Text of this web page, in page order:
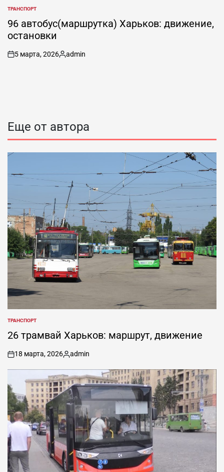
ОПУБЛИКОВАНО
В
ТРАНСПОРТ
96 автобус(маршрутка) Харьков: движение,
остановки
on
5 марта, 2026
Запись
admin
Еще от автора
ОПУБЛИКОВАНО
В
ТРАНСПОРТ
26 трамвай Харьков: маршрут, движение
on
18 марта, 2026
Запись
от
admin